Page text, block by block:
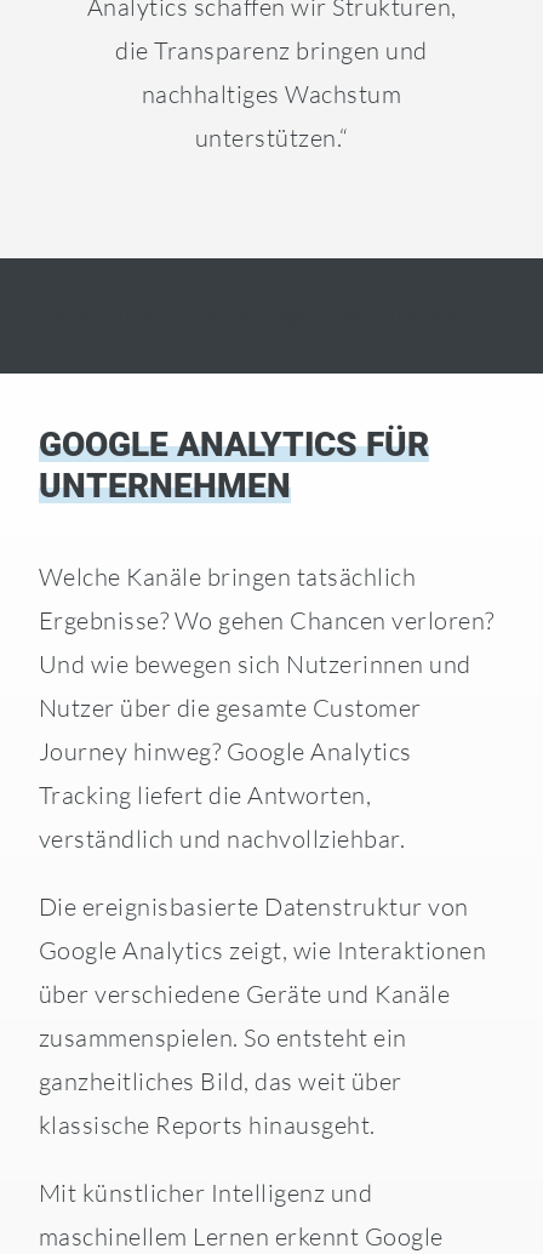
Analytics schaffen wir Strukturen,
die Transparenz bringen und
nachhaltiges Wachstum
unterstützen.“
GOOGLE ANALYTICS FÜR
UNTERNEHMEN
Welche Kanäle bringen tatsächlich
Ergebnisse? Wo gehen Chancen verloren?
Und wie bewegen sich Nutzerinnen und
Nutzer über die gesamte Customer
Journey hinweg? Google Analytics
Tracking liefert die Antworten,
verständlich und nachvollziehbar.
Die ereignisbasierte Datenstruktur von
Google Analytics zeigt, wie Interaktionen
über verschiedene Geräte und Kanäle
zusammenspielen. So entsteht ein
ganzheitliches Bild, das weit über
klassische Reports hinausgeht.
Mit künstlicher Intelligenz und
maschinellem Lernen erkennt Google